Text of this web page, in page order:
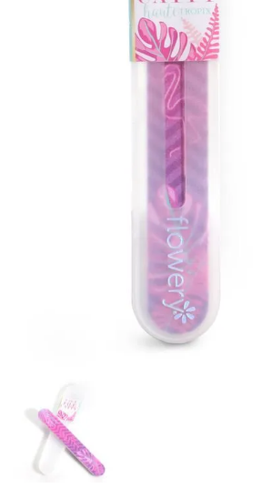
tocobo
protectores termicos
centella